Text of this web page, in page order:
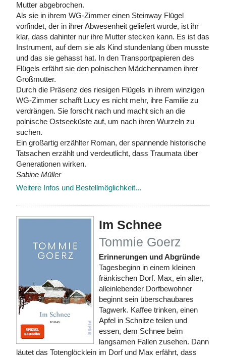
Mutter abgebrochen.
Als sie in ihrem WG-Zimmer einen Steinway Flügel
vorfindet, der in ihrer Abwesenheit geliefert wurde, ist ihr
klar, dass dahinter nur ihre Mutter stecken kann. Es ist das
Instrument, auf dem sie als Kind stundenlang üben musste
und das sie gehasst hat. In den Transportpapieren des
Flügels erfährt sie den polnischen Mädchennamen ihrer
Großmutter.
Durch die Präsenz des riesigen Flügels in ihrem winzigen
WG-Zimmer schafft Lucy es nicht mehr, ihre Familie zu
verdrängen. Sie forscht nach und macht sich an die
polnische Ostseeküste auf, um nach ihren Wurzeln zu
suchen.
Ein großartig erzählter Roman, der spannende historische
Tatsachen erzählt und verdeutlicht, dass Traumata über
Generationen wirken.
Sabine Müller
Weitere Infos und Bestellmöglichkeit...
Im Schnee
Tommie Goerz
Erinnerungen und Abgründe
Tagesbeginn in einem kleinen
fränkischen Dorf. Max, ein alter,
alleinlebender Dorfbewohner
beginnt sein überschaubares
Tagwerk. Kaffee trinken, einen
Apfel in Schnitze teilen und
essen, dem Schnee beim
langsamen Fallen zusehen. Dann
läutet das Totenglöcklein im Dorf und Max erfährt, dass